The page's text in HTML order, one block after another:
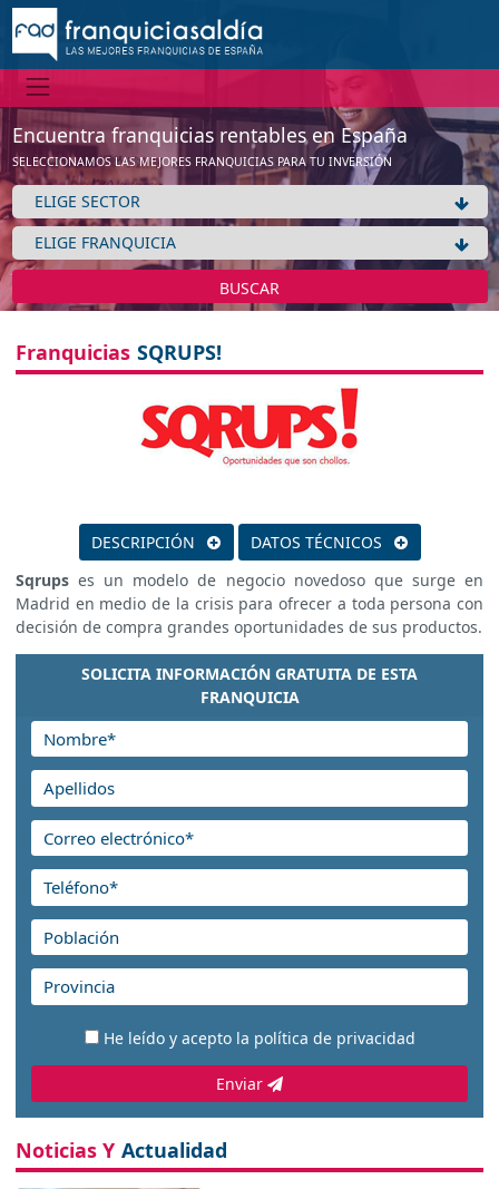
Encuentra franquicias rentables en España
SELECCIONAMOS LAS MEJORES FRANQUICIAS PARA TU INVERSIÓN
BUSCAR
Franquicias SQRUPS!
DESCRIPCIÓN
DATOS TÉCNICOS
Sqrups es un modelo de negocio novedoso que surge en
Madrid en medio de la crisis para ofrecer a toda persona con
decisión de compra grandes oportunidades de sus
productos.
SOLICITA INFORMACIÓN GRATUITA DE ESTA
FRANQUICIA
He leído y acepto lapolítica de privacidad
Enviar
Noticias Y Actualidad